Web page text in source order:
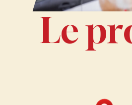
Lepr
Le